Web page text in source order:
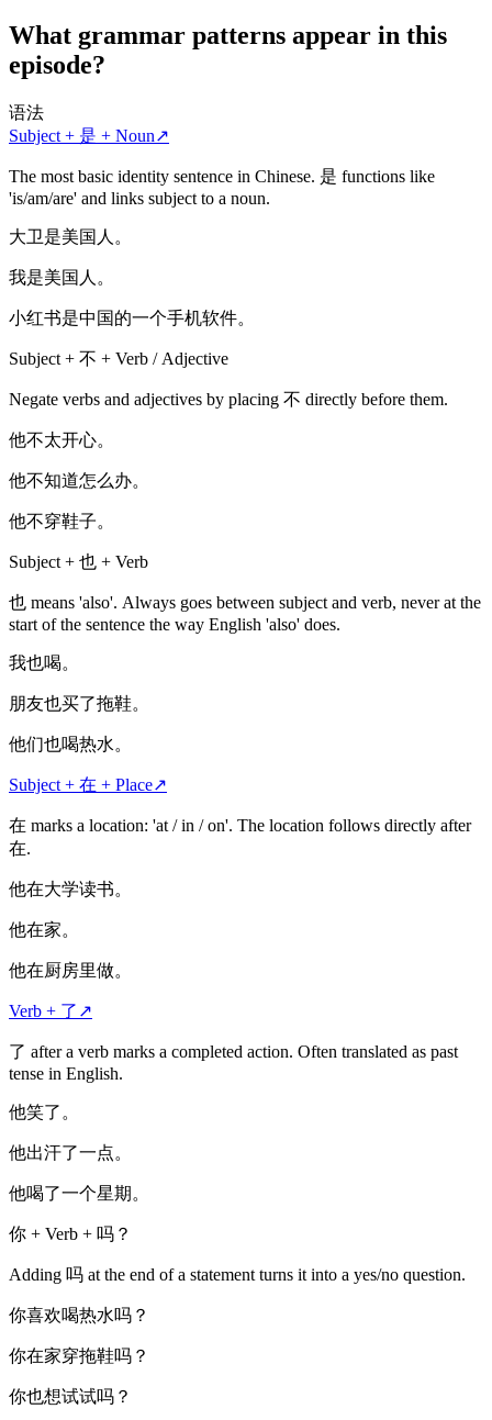
What grammar patterns appear in this
episode?
语法
Subject + 是 + Noun↗
The most basic identity sentence in Chinese. 是 functions like
'is/am/are' and links subject to a noun.
大卫是美国人。
我是美国人。
小红书是中国的一个手机软件。
Subject + 不 + Verb / Adjective
Negate verbs and adjectives by placing 不 directly before them.
他不太开心。
他不知道怎么办。
他不穿鞋子。
Subject + 也 + Verb
也 means 'also'. Always goes between subject and verb, never at the
start of the sentence the way English 'also' does.
我也喝。
朋友也买了拖鞋。
他们也喝热水。
Subject + 在 + Place↗
在 marks a location: 'at / in / on'. The location follows directly after
在.
他在大学读书。
他在家。
他在厨房里做。
Verb + 了 ↗
了 after a verb marks a completed action. Often translated as past
tense in English.
他笑了。
他出汗了一点。
他喝了一个星期。
你 + Verb + 吗？
Adding 吗 at the end of a statement turns it into a yes/no question.
你喜欢喝热水吗？
你在家穿拖鞋吗？
你也想试试吗？